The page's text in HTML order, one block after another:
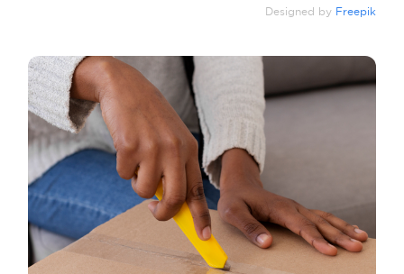
Designed by Freepik